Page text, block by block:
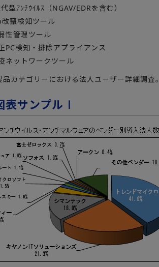
型ｱﾝﾁｳｲﾙｽ（NGAV/EDRを含む）
竄検知ツール
性管理ツール
PC検知・排除アプライアンス
ネットワークツール
カテゴリーにおける法人ユーザー詳細調査。
サンプルⅠ